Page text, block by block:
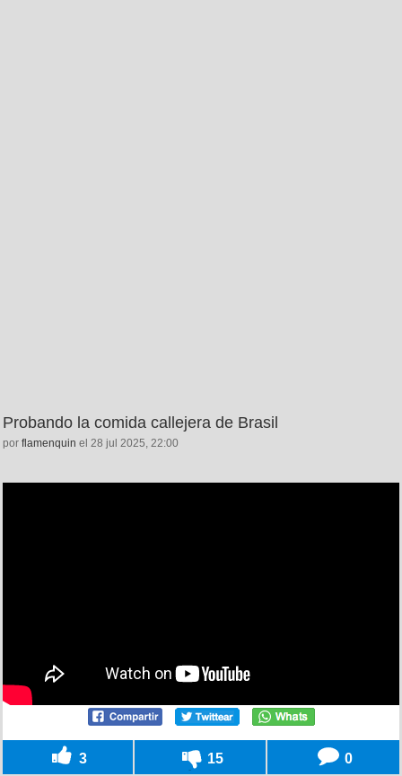
Probando la comida callejera de Brasil
por flamenquin el 28 jul 2025, 22:00
3 15 0